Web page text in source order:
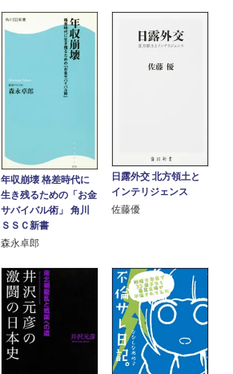
年収崩壊 格差時代に
生き残るための「お金
サバイバル術」 角川
ＳＳＣ新書
森永卓郎
日露外交 北方領土と
インテリジェンス
佐藤優